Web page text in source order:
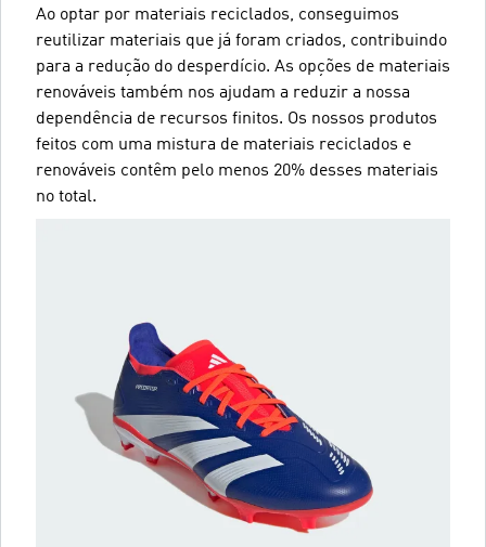
Ao optar por materiais reciclados, conseguimos
reutilizar materiais que já foram criados, contribuindo
para a redução do desperdício. As opções de materiais
renováveis também nos ajudam a reduzir a nossa
dependência de recursos finitos. Os nossos produtos
feitos com uma mistura de materiais reciclados e
renováveis contêm pelo menos 20% desses materiais
no total.